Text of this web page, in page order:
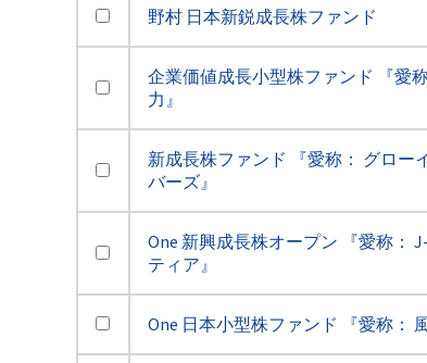
野村 日本新鋭成長株ファンド
企業価値成長小型株ファンド 『愛
力』
新成長株ファンド 『愛称： グロー
バーズ』
One 新興成長株オープン 『愛称：
ティア』
One 日本小型株ファンド 『愛称：